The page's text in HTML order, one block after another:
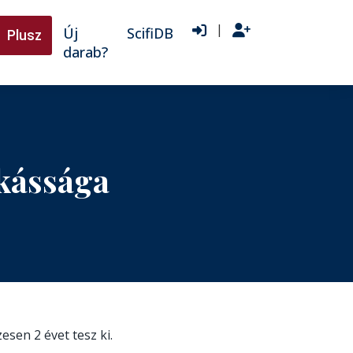
Plusz
Új
darab?
ScifiDB |
2 évet tesz ki.